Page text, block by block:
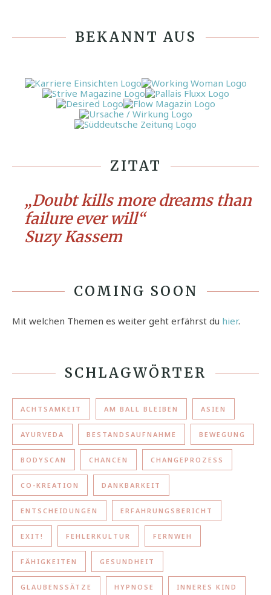
BEKANNT AUS
ZITAT
„Doubt kills more dreams than
failure ever will“
Suzy Kassem
COMING SOON
Mit welchen Themen es weiter geht erfährst du hier.
SCHLAGWÖRTER
ACHTSAMKEIT AM BALL BLEIBEN ASIEN
AYURVEDA BESTANDSAUFNAHME BEWEGUNG
BODYSCAN CHANCEN CHANGEPROZESS
CO-KREATION DANKBARKEIT
ENTSCHEIDUNGEN ERFAHRUNGSBERICHT
EXIT! FEHLERKULTUR FERNWEH
FÄHIGKEITEN GESUNDHEIT
GLAUBENSSÄTZE HYPNOSE INNERES KIND